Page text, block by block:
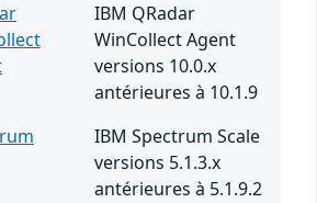
IBM QRadar
WinCollect Agent
versions 10.0.x
antérieures à 10.1.9
IBM Spectrum Scale
versions 5.1.3.x
antérieures à 5.1.9.2